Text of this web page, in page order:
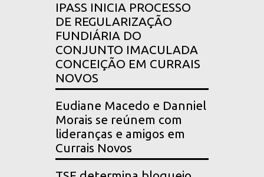
IPASS INICIA PROCESSO
DE REGULARIZAÇÃO
FUNDIÁRIA DO
CONJUNTO IMACULADA
CONCEIÇÃO EM CURRAIS
NOVOS
Eudiane Macedo e Danniel
Morais se reúnem com
lideranças e amigos em
Currais Novos